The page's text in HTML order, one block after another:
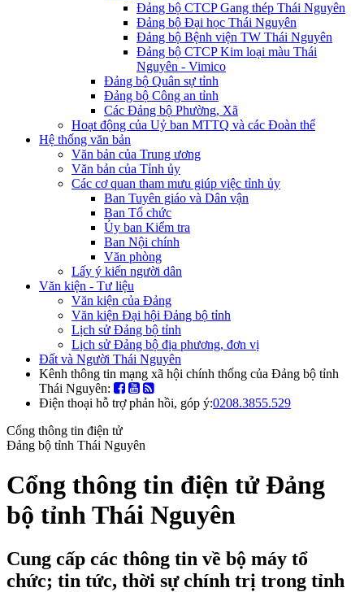
Đảng bộ CTCP Gang thép Thái Nguyên
Đảng bộ Đại học Thái Nguyên
Đảng bộ Bệnh viện TW Thái Nguyên
Đảng bộ CTCP Kim loại màu Thái
Nguyên - Vimico
Đảng bộ Quân sự tỉnh
Đảng bộ Công an tỉnh
Các Đảng bộ Phường, Xã
Hoạt động của Uỷ ban MTTQ và các Đoàn thể
Hệ thống văn bản
Văn bản của Trung ương
Văn bản của Tỉnh ủy
Các cơ quan tham mưu giúp việc tỉnh ủy
Ban Tuyên giáo và Dân vận
Ban Tổ chức
Ủy ban Kiểm tra
Ban Nội chính
Văn phòng
Lấy ý kiến người dân
Văn kiện - Tư liệu
Văn kiện của Đảng
Văn kiện Đại hội Đảng bộ tỉnh
Lịch sử Đảng bộ tỉnh
Lịch sử Đảng bộ địa phương, đơn vị
Đất và Người Thái Nguyên
Kênh thông tin mạng xã hội chính thống của Đảng bộ tỉnh
Thái Nguyên:
Điện thoại hỗ trợ phản hồi, góp ý:0208.3855.529
Cổng thông tin điện tử
Đảng bộ tỉnh Thái Nguyên
Cổng thông tin điện tử Đảng
bộ tỉnh Thái Nguyên
Cung cấp các thông tin về bộ máy tổ
chức; tin tức, thời sự chính trị trong tỉnh